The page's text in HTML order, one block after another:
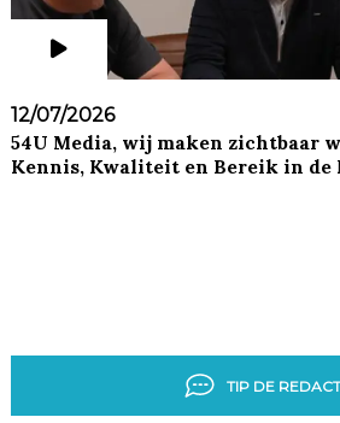
12/07/2026
54U Media, wij maken zichtbaar
Kennis, Kwaliteit en Bereik in
TIP DE